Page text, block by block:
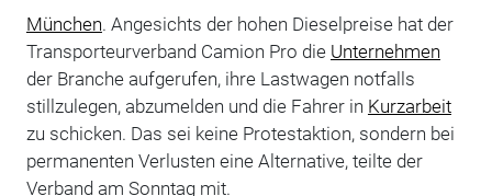
München. Angesichts der hohen Dieselpreise hat der
Transporteurverband Camion Pro die Unternehmen
der Branche aufgerufen, ihre Lastwagen notfalls
stillzulegen, abzumelden und die Fahrer in Kurzarbeit
zu schicken. Das sei keine Protestaktion, sondern bei
permanenten Verlusten eine Alternative, teilte der
Verband am Sonntag mit.